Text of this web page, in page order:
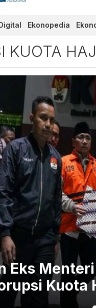
Ekonopedia
KUOTA
Eks
Kuota